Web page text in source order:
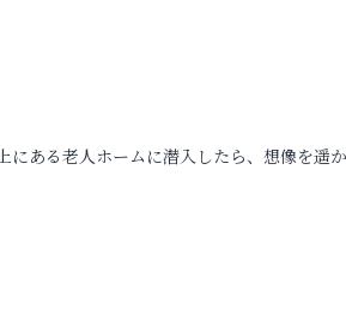
ある老人ホームに潜入したら、想像を遥